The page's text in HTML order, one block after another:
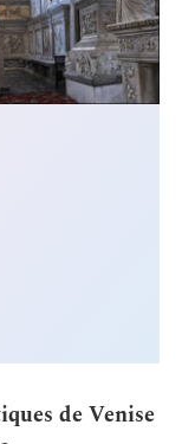
de Venise